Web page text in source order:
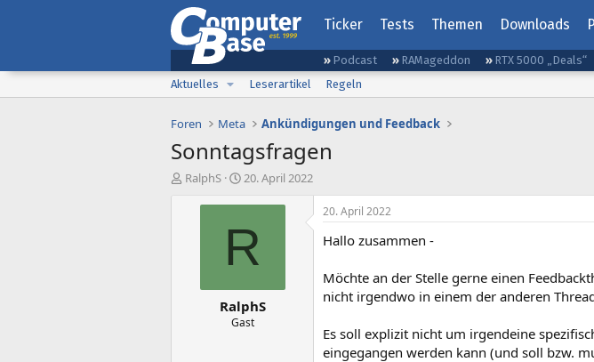
Ticker Tests Themen Downloads
Podcast RAMageddon RTX 5000 „Deals“
Aktuelles
Leserartikel Regeln
Foren Meta Ankündigungen und Feedback
Sonntagsfragen
E
RalphS
E
s
l
t
a
m
20. April 2022
R
RalphS
Gast
20. April 2022
Hallo zusammen -
Möchte an der Stelle gerne einen
nicht irgendwo in einem der anderen
Es soll explizit nicht um irgendeine
eingegangen werden kann (und soll bzw.